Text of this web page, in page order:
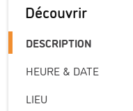
Découvrir
DESCRIPTION
HEURE & DATE
LIEU